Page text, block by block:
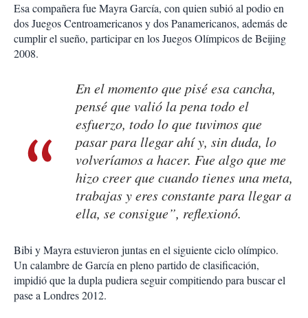
Esa compañera fue Mayra García, con quien subió al podio en
dos Juegos Centroamericanos y dos Panamericanos, además de
cumplir el sueño, participar en los Juegos Olímpicos de Beijing
2008.
En el momento que pisé esa cancha,
pensé que valió la pena todo el
esfuerzo, todo lo que tuvimos que
pasar para llegar ahí y, sin duda, lo
volveríamos a hacer. Fue algo que me
hizo creer que cuando tienes una meta,
trabajas y eres constante para llegar a
ella, se consigue”, reflexionó.
Bibi y Mayra estuvieron juntas en el siguiente ciclo olímpico.
Un calambre de García en pleno partido de clasificación,
impidió que la dupla pudiera seguir compitiendo para buscar el
pase a Londres 2012.